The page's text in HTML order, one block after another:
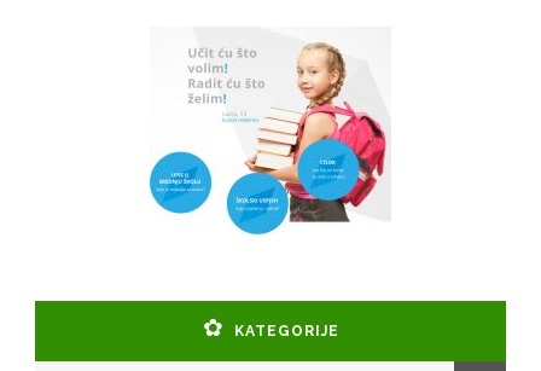
KATEGORIJE